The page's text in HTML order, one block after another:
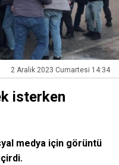
2 Aralık 2023 Cumartesi 14:34
isterken
medya için görüntü